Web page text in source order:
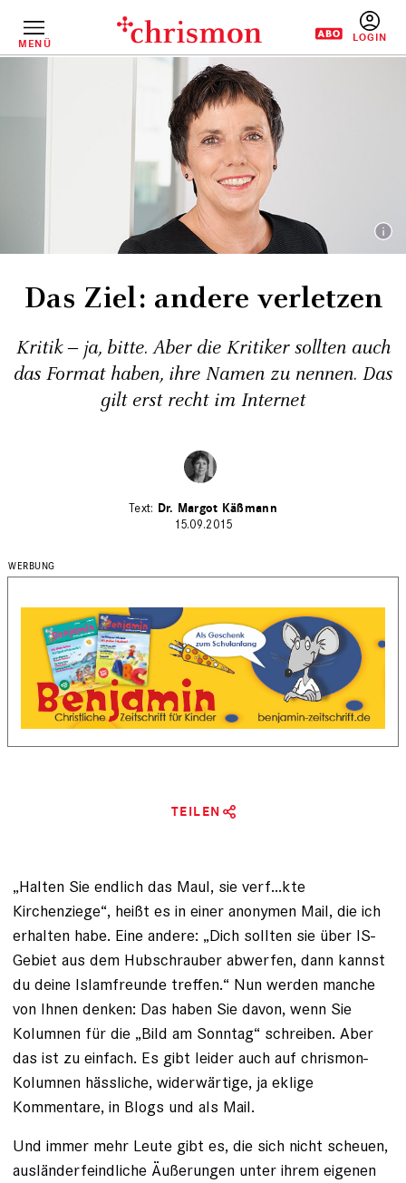
InhaltMENÜ
Das Ziel: andere verletzen
Kritik ‒ ja, bitte. Aber die Kritiker sollten auch
das Format haben, ihre Namen zu nennen. Das
gilt erst recht im Internet
Dr. Margot Käßmann
15.09.2015
TEILEN
„Halten Sie endlich das Maul, sie verf...kte
Kirchenziege“, heißt es in einer anonymen Mail, die ich
erhalten habe. Eine andere: „Dich sollten sie über IS-
Gebiet aus dem Hubschrauber abwerfen, dann kannst
du deine Islamfreunde treffen.“ Nun werden manche
von Ihnen denken: Das haben Sie davon, wenn Sie
Kolumnen für die „Bild am Sonntag“ schreiben. Aber
das ist zu einfach. Es gibt leider auch auf chrismon-
Kolumnen hässliche, widerwärtige, ja eklige
Kommentare, in Blogs und als Mail.
Und immer mehr Leute gibt es, die sich nicht scheuen,
ausländerfeindliche Äußerungen unter ihrem eigenen